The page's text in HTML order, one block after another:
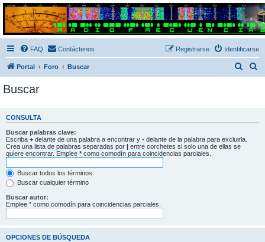
Radio Frecuencias
Foro de Radio Frecuencias
FAQ Contáctenos Identificarse
Registrarse
Portal Foro Buscar
a
a
r
Buscar
CONSULTA
Buscar palabras clave:
Escriba + delante de una palabra a encontrar y - delante de la palabra para excluirla.
Crea una lista de palabras separadas por | entre corchetes si solo una de ellas se
quiere encontrar. Emplee * como comodín para coincidencias parciales.
Buscar todos los términos
Buscar cualquier término
Buscar autor:
Emplee * como comodín para coincidencias parciales.
OPCIONES DE BÚSQUEDA